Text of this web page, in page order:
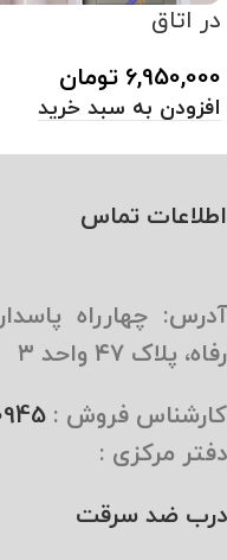
در اتاق
6,950,000 تومان
افزودن به سبد خرید
اطلاعات تماس
آدرس: چهارراه
رفاه، پلاک ۴۷ واحد ۳
کارشناس فروش :
دفتر مرکزی :
درب ضد سرقت